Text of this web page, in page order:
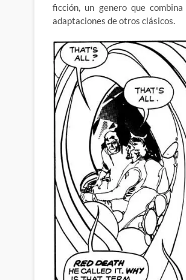
ficción, un genero que
adaptaciones de otros clásicos.